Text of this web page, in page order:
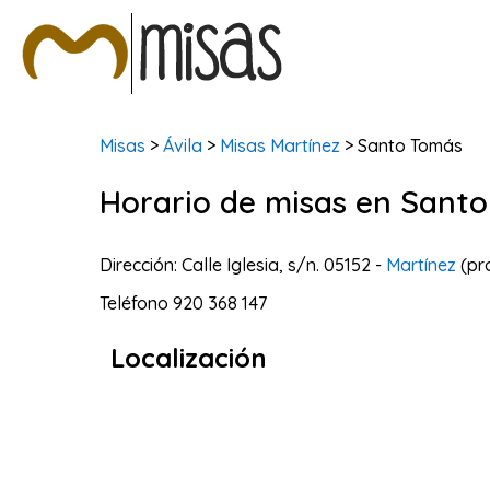
Misas >Ávila > Misas Martínez > Santo Tomás
Horario de misas en
Dirección: Calle Iglesia, s/n. 05152 - Martínez
Teléfono920 368 147
Localización